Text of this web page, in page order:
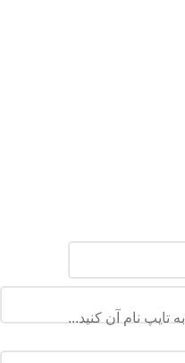
نام آن کنید...